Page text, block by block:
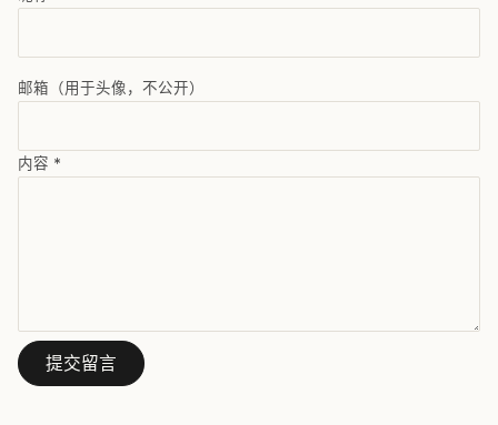
邮箱（用于头像，不公开）
内容 *
提交留言